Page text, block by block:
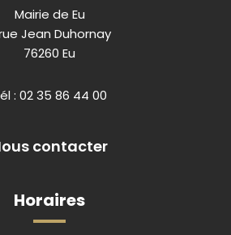
Mairie de Eu
Jean Duhornay
76260 Eu
: 02 35 86 44 00
contacter
Horaires